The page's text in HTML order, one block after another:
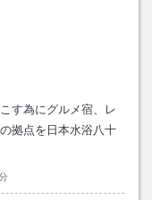
す為にグルメ宿、レ
拠点を日本水浴八十